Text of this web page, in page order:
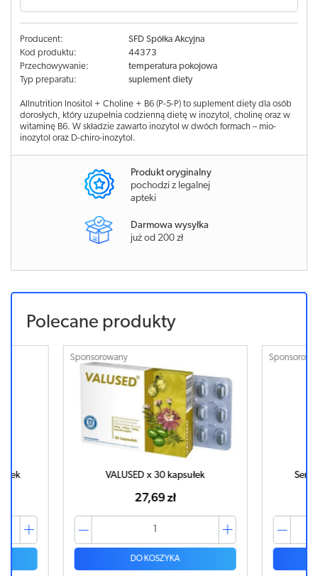
Producent:
SFD Spółka Akcyjna
Kod produktu:
44373
Przechowywanie:
temperatura pokojowa
Typ preparatu:
suplement diety
Allnutrition Inositol + Choline + B6 (P-5-P) to suplement diety dla osób
dorosłych, który uzupełnia codzienną dietę w inozytol, cholinę oraz w
witaminę B6. W składzie zawarto inozytol w dwóch formach – mio-
inozytol oraz D-chiro-inozytol.
Produkt oryginalny
pochodzi z legalnej
apteki
Darmowa wysyłka
już od 200 zł
Polecane produkty
Sponsorowany
VALUSED x 30 kapsułek
27,69 zł
DO KOSZYKA